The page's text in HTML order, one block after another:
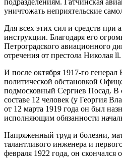
подразделениям. Гатчинская
уничтожать неприятельские
Для всех этих сил и средств при
инструкции. Благодаря его
Петроградского авиационного
отречения от престола Николая ll.
И после октября 1917-го
политической обстановкой
подмосковный Сергиев Посад. В
составе 12 человек (у Георгия
от 12 марта 1919 года он был
исполняющим обязанности
Напряженный труд и болезни,
талантливого инженера и
февраля 1922 года, он